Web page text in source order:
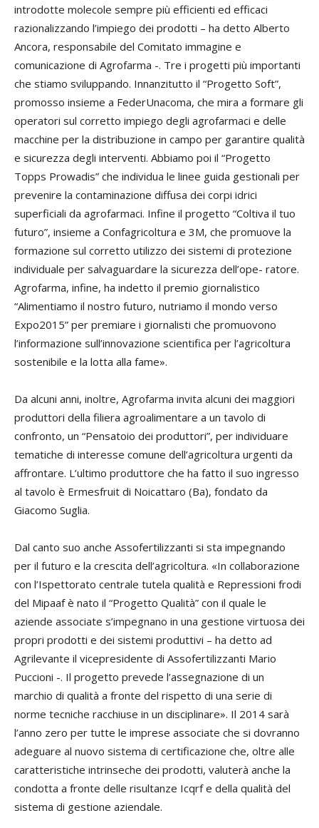
introdotte molecole sempre più efficienti ed efficaci
razionalizzando l’impiego dei prodotti – ha detto Alberto
Ancora, responsabile del Comitato immagine e
comunicazione di Agrofarma -. Tre i progetti più importanti
che stiamo sviluppando. Innanzitutto il “Progetto Soft”,
promosso insieme a FederUnacoma, che mira a formare gli
operatori sul corretto impiego degli agrofarmaci e delle
macchine per la distribuzione in campo per garantire qualità
e sicurezza degli interventi. Abbiamo poi il “Progetto
Topps Prowadis” che individua le linee guida gestionali per
prevenire la contaminazione diffusa dei corpi idrici
superficiali da agrofarmaci. Infine il progetto “Coltiva il tuo
futuro”, insieme a Confagricoltura e 3M, che promuove la
formazione sul corretto utilizzo dei sistemi di protezione
individuale per salvaguardare la sicurezza dell’ope- ratore.
Agrofarma, infine, ha indetto il premio giornalistico
“Alimentiamo il nostro futuro, nutriamo il mondo verso
Expo2015” per premiare i giornalisti che promuovono
l’informazione sull’innovazione scientifica per l’agricoltura
sostenibile e la lotta alla fame».
Da alcuni anni, inoltre, Agrofarma invita alcuni dei maggiori
produttori della filiera agroalimentare a un tavolo di
confronto, un “Pensatoio dei produttori”, per individuare
tematiche di interesse comune dell’agricoltura urgenti da
affrontare. L’ultimo produttore che ha fatto il suo ingresso
al tavolo è Ermesfruit di Noicattaro (Ba), fondato da
Giacomo Suglia.
Dal canto suo anche Assofertilizzanti si sta impegnando
per il futuro e la crescita dell’agricoltura. «In collaborazione
con l’Ispettorato centrale tutela qualità e Repressioni frodi
del Mipaaf è nato il “Progetto Qualità” con il quale le
aziende associate s’impegnano in una gestione virtuosa dei
propri prodotti e dei sistemi produttivi – ha detto ad
Agrilevante il vicepresidente di Assofertilizzanti Mario
Puccioni -. Il progetto prevede l’assegnazione di un
marchio di qualità a fronte del rispetto di una serie di
norme tecniche racchiuse in un disciplinare». Il 2014 sarà
l’anno zero per tutte le imprese associate che si dovranno
adeguare al nuovo sistema di certificazione che, oltre alle
caratteristiche intrinseche dei prodotti, valuterà anche la
condotta a fronte delle risultanze Icqrf e della qualità del
sistema di gestione aziendale.